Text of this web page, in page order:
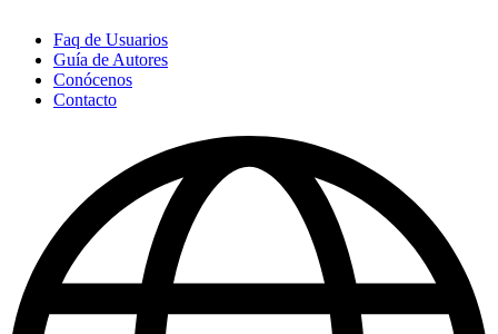
Faq de Usuarios
Guía de Autores
Conócenos
Contacto